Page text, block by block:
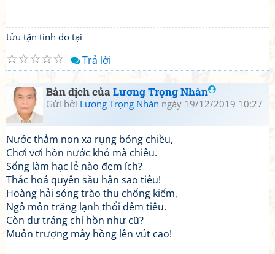
tửu tận tình do tại
☆
☆
☆
☆
☆ Trả lời
Bản dịch củaLương Trọng Nhàn
Gửi bởi Lương Trọng Nhàn ngày 19/12/2019 10:27
Nước thẳm non xa rụng bóng chiều,
Chơi vơi hồn nước khó mà chiêu.
Sống làm hạc lẻ nào đem ích?
Thác hoá quyên sầu hận sao tiêu!
Hoàng hải sóng trào thu chống kiếm,
Ngô môn trăng lạnh thổi đêm tiêu.
Còn dư tráng chí hồn như cũ?
Muôn trượng mây hồng lên vút cao!